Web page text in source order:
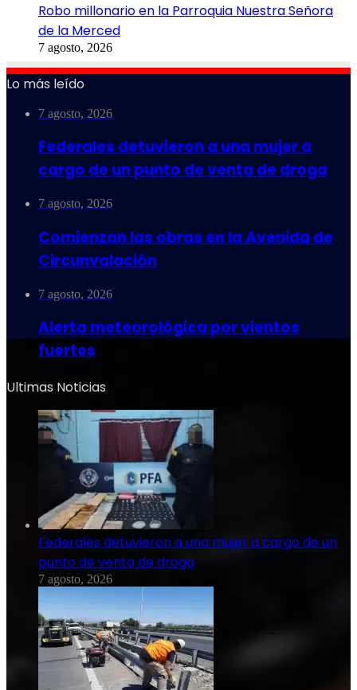
Robo millonario en la Parroquia Nuestra Señora
de la Merced
7 agosto, 2026
Lo más leído
7 agosto, 2026
Federales detuvieron a una mujer a
cargo de un punto de venta de droga
7 agosto, 2026
Comienzan las obras en la Avenida de
Circunvalación
7 agosto, 2026
Alerta meteorológica por vientos
fuertes
Ultimas Noticias
Federales detuvieron a una mujer a cargo de un
punto de venta de droga
7 agosto, 2026